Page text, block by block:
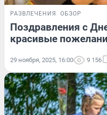
РАЗВЛЕЧЕНИЯ ОБЗОР
Поздравления с
красивые
29 ноября, 2025, 16:00 9 156